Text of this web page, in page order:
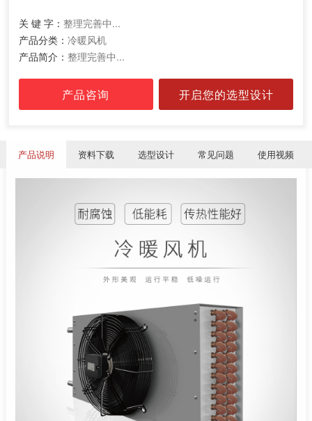
关 键 字： 整理完善中...
产品分类： 冷暖风机
产品简介： 整理完善中...
产品咨询 开启您的选型设计
产品说明 资料下载 选型设计 常见问题 使用视频